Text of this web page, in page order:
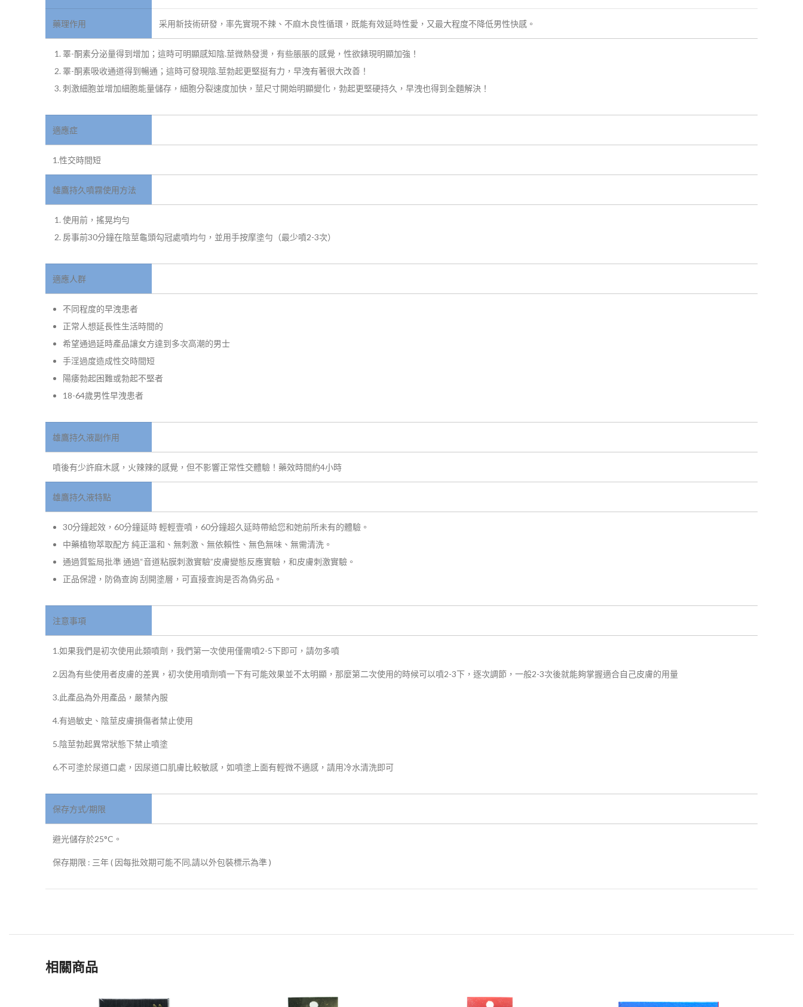
藥理作用 采用新技術研發，率先實現不辣、不麻木良性循環，既能有效延時性愛，又最大程度不降低男性快感。
睪-酮素分泌量得到增加；這時可明顯感知陰.莖微熱發燙，有些脹脹的感覺，性欲錶現明顯加強！
睪-酮素吸收通道得到暢通；這時可發現陰.莖勃起更堅挺有力，早洩有著很大改善！
刺激細胞並增加細胞能量儲存，細胞分裂速度加快，莖尺寸開始明顯變化，勃起更堅硬持久，早洩也得到全麵解決！
適應症
1.性交時間短
雄鷹持久噴霧使用方法
使用前，搖晃均勻
房事前30分鐘在陰莖龜頭勾冠處噴均勻，並用手按摩塗勻（最少噴2-3次）
適應人群
不同程度的早洩患者
正常人想延長性生活時間的
希望通過延時產品讓女方達到多次高潮的男士
手淫過度造成性交時間短
陽痿勃起困難或勃起不堅者
18-64歲男性早洩患者
雄鷹持久液副作用
噴後有少許麻木感，火辣辣的感覺，但不影響正常性交體驗！藥效時間約4小時
雄鷹持久液特點
30分鐘起效，60分鐘延時 輕輕壹噴，60分鐘超久延時帶給您和她前所未有的體驗。
中藥植物萃取配方 純正溫和、無刺激、無依賴性、無色無味、無需清洗。
通過質監局批準 通過“音道粘膜刺激實驗”皮膚變態反應實驗，和皮膚刺激實驗。
正品保證，防偽查詢 刮開塗層，可直接查詢是否為偽劣品。
注意事項
1.如果我們是初次使用此類噴劑，我們第一次使用僅需噴2-5下即可，請勿多噴
2.因為有些使用者皮膚的差異，初次使用噴劑噴一下有可能效果並不太明顯，那麼第二次使用的時候可以噴2-3下，逐次調節，一般2-3次後就能夠掌握適合自己皮膚的用量
3.此產品為外用產品，嚴禁內服
4.有過敏史、陰莖皮膚損傷者禁止使用
5.陰莖勃起異常狀態下禁止噴塗
6.不可塗於尿道口處，因尿道口肌膚比較敏感，如噴塗上面有輕微不適感，請用冷水清洗即可
保存方式/期限
避光儲存於25°C。
保存期限 : 三年 ( 因每批效期可能不同,請以外包裝標示為準 )
相關商品